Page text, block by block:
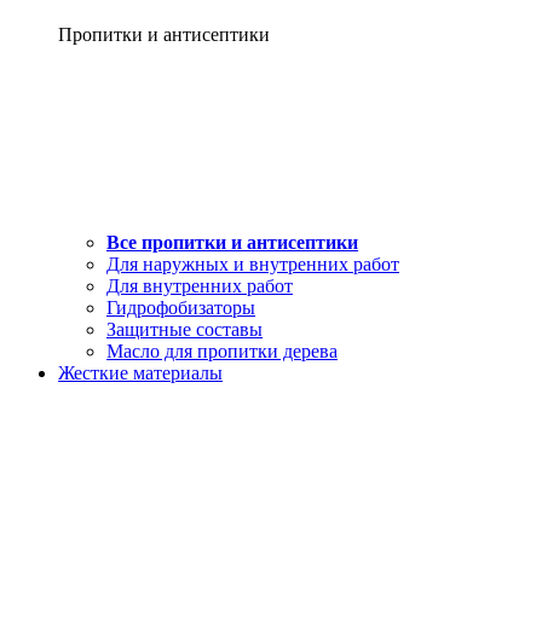
Пропитки и антисептики
Все пропитки и антисептики
Для наружных и внутренних работ
Для внутренних работ
Гидрофобизаторы
Защитные составы
Масло для пропитки дерева
Жесткие материалы